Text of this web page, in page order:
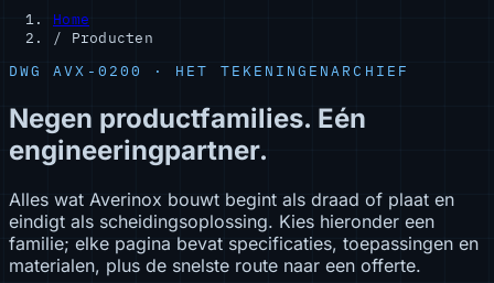
Home
/
Producten
DWG AVX-0200 · HET TEKENINGENARCHIEF
Negen productfamilies. Eén
engineeringpartner.
Alles wat Averinox bouwt begint als draad of plaat en
eindigt als scheidingsoplossing. Kies hieronder een
familie; elke pagina bevat specificaties, toepassingen en
materialen, plus de snelste route naar een offerte.